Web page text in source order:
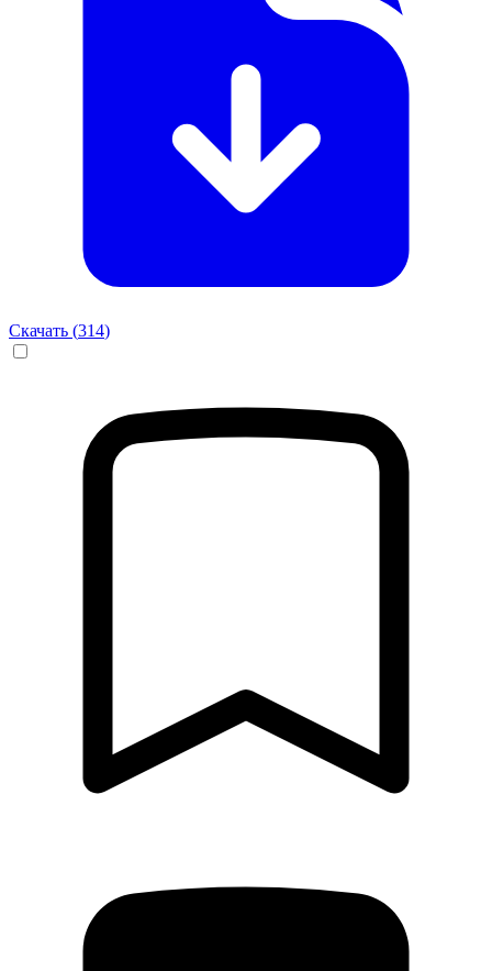
Скачать (314)